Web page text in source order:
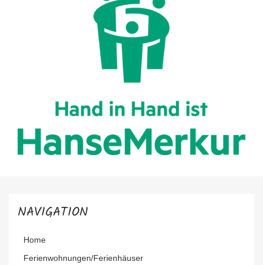
NAVIGATION
Navigation
Home
Ferienwohnungen/Ferienhäuser